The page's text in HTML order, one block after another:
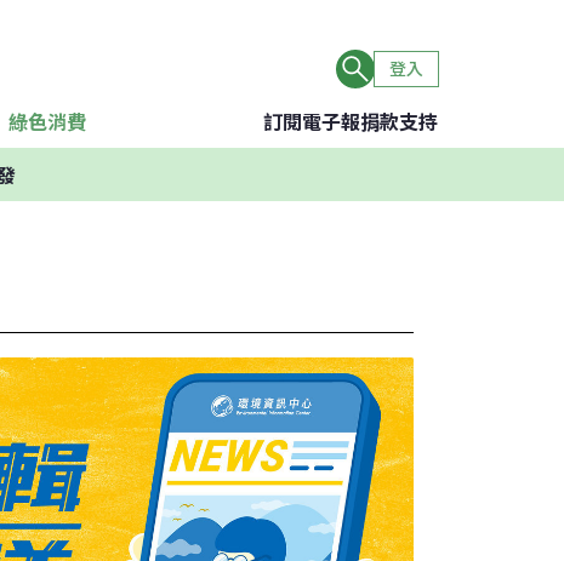
登入
綠色消費 訂閱電子報捐款支持